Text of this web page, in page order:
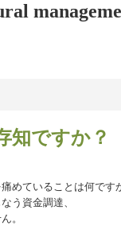
知ですか？
めていることは何です
う資金調達、
。